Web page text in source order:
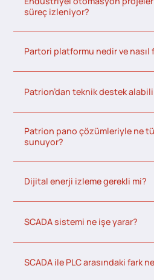
süreç izleniyor?
Partori platformu nedir ve nasıl
Patrion’dan teknik destek
Patrion pano çözümleriyle ne
sunuyor?
Dijital enerji izleme gerekli mi?
SCADA sistemi ne işe yarar?
SCADA ile PLC arasındaki fark